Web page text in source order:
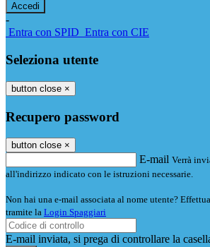
-
Entra con SPID Entra con CIE
Seleziona utente
button close ×
Recupero password
button close ×
E-mail Verrà
all'indirizzo indicato con le istruzioni necessarie.
Non hai una e-mail associata al nome utente?
tramite la Login Spaggiari
E-mail inviata, si prega di controllare la